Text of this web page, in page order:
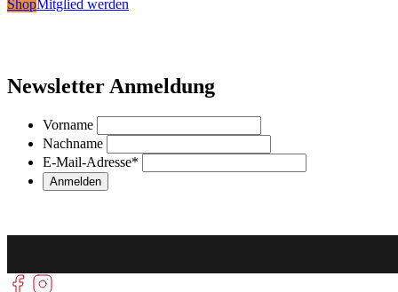
ShopMitglied werden
Newsletter Anmeldung
Vorname
Nachname
E-Mail-Adresse*